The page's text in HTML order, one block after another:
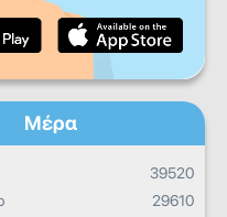
Μέρα
39520
29610